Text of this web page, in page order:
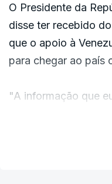
O Presidente da
disse ter recebido
que o apoio à
para chegar ao país
"A informação que